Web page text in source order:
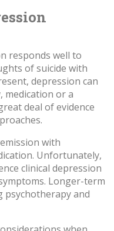
responds well to
of suicide with
depression can
medication or a
deal of evidence
.
with
Unfortunately,
clinical depression
Longer-term
psychotherapy and